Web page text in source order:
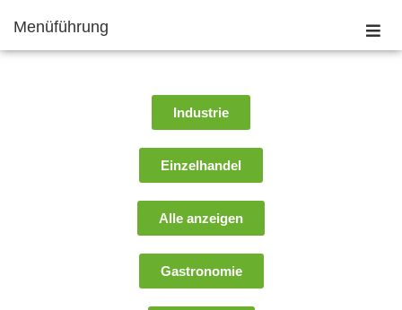
Menüführung
Industrie
Einzelhandel
Alle anzeigen
Gastronomie